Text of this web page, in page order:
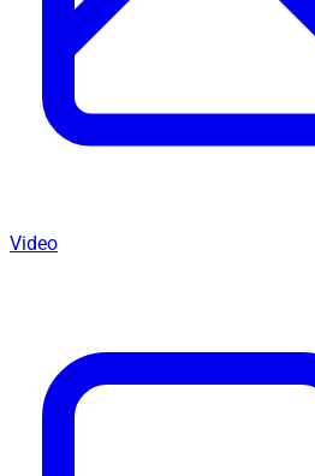
Video